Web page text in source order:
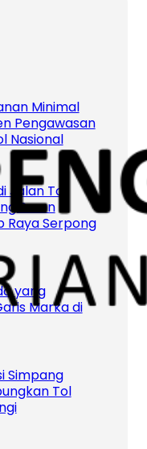
Minimal
Pengawasan
Nasional
Jalan Tol
Susun
Raya Serpong
yang
Marka di
Simpang
Tol